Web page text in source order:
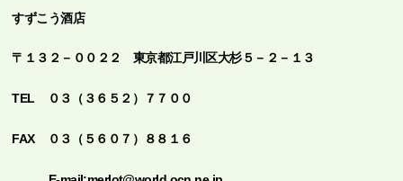
すずこう酒店
〒１３２－００２２ 東京都江戸川区大杉５－２－１３
TEL ０３（３６５２）７７００
FAX ０３（５６０７）８８１６